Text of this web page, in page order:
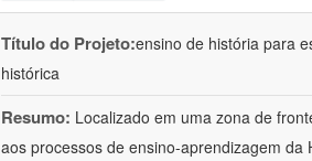
Título do Projeto:ensino de história para
histórica
Resumo: Localizado em uma zona de
aos processos de ensino-aprendizagem